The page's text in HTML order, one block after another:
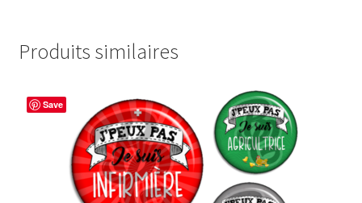
Produits similaires
Save